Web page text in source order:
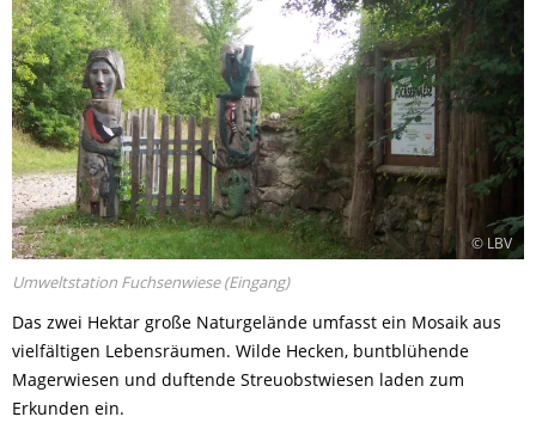
© LBV
Umweltstation Fuchsenwiese (Eingang)
Das zwei Hektar große Naturgelände umfasst ein Mosaik aus
vielfältigen Lebensräumen. Wilde Hecken, buntblühende
Magerwiesen und duftende Streuobstwiesen laden zum
Erkunden ein.